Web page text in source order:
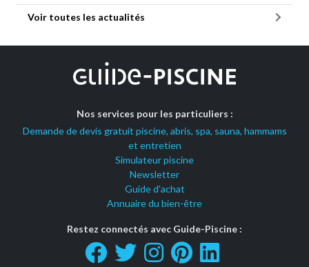
Voir toutes les actualités
Nos services pour les particuliers :
Demande de devis gratuit piscine, abris, spa, sauna, hammams
et entretien
Simulateur piscine
Newsletter
Guide d'achat
Annuaire du bien-être
Restez connectés avec Guide-Piscine :